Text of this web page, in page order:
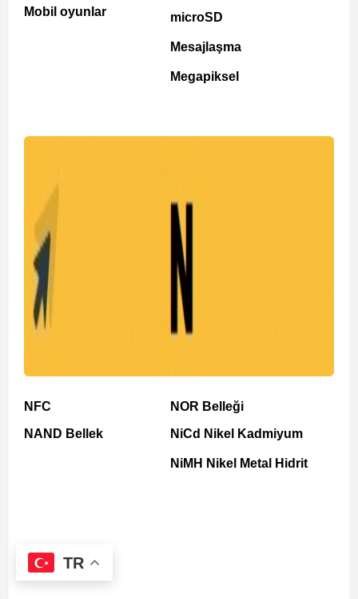
Mobil oyunlar microSD
Mesajlaşma
Megapiksel
NFC
NAND Bellek
NOR Belleği
NiCd Nikel Kadmiyum
NiMH Nikel Metal Hidrit
TR